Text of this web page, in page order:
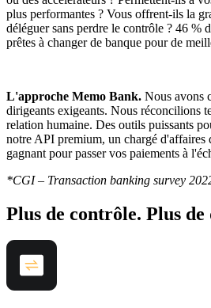
plus performantes ? Vous offrent-ils la
déléguer sans perdre le contrôle ? 46 %
prêtes à changer de banque pour de
L'approche Memo Bank. Nous avons
dirigeants exigeants. Nous réconcilions
relation humaine. Des outils puissants
notre API premium, un chargé d'affaires
gagnant pour passer vos paiements à
*CGI – Transaction banking survey
Plus de contrôle. Plus de